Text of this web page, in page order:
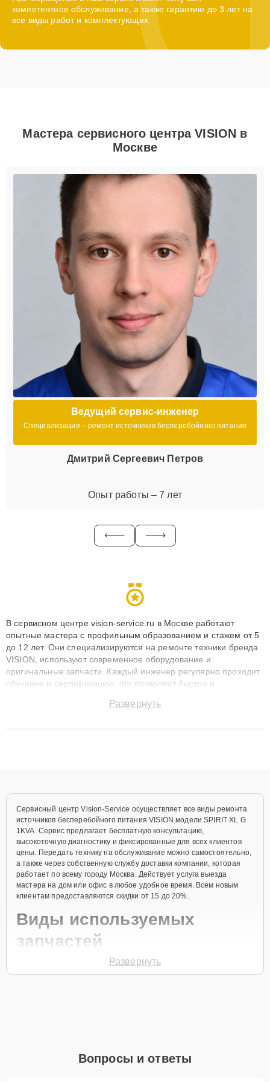
компетентное обслуживание, а также гарантию до 3 лет на
все виды работ и комплектующих.
Мастера сервисного центра VISION в
Москве
Ведущий сервис-инженер
Специализация – ремонт источников бесперебойного питания
Дмитрий Сергеевич Петров
Опыт работы – 7 лет
В сервисном центре vision-service.ru в Москве работают
опытные мастера с профильным образованием и стажем от 5
до 12 лет. Они специализируются на ремонте техники бренда
VISION, используют современное оборудование и
оригинальные запчасти. Каждый инженер регулярно проходит
обучение и сертификацию, что позволяет быстро и
сохранением гарантии до 3 лет. Наши мастера решают
Развернуть
Сервисный центр Vision-Service осуществляет все виды ремонта
источников бесперебойного питания VISION модели SPIRIT XL G
1KVA. Сервис предлагает бесплатную консультацию,
высокоточную диагностику и фиксированные для всех клиентов
цены. Передать технику на обслуживание можно самостоятельно,
а также через собственную службу доставки компании, которая
работает по всему городу Москва. Действует услуга выезда
мастера на дом или офис в любое удобное время. Всем новым
клиентам предоставляются скидки от 15 до 20%.
Виды используемых
запчастей
Для ремонта источника бесперебойного питания модели SPIRIT
активное использование устройства дольше
Развернуть
Вопросы и ответы